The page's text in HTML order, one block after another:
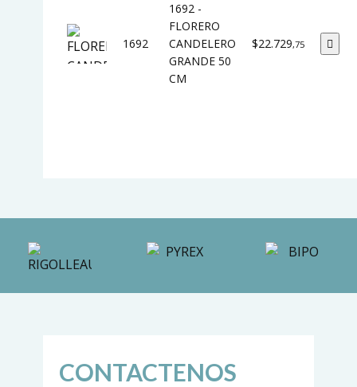
1692
1692 -
FLORERO
CANDELERO
GRANDE 50
CM
$22.729,75
CONTACTENOS